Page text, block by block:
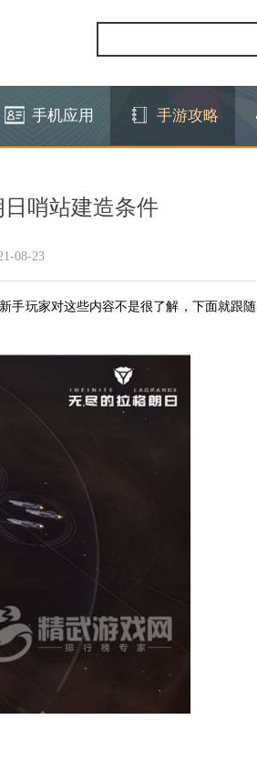
手机应用 手游攻略
哨站建造条件
08-23
手玩家对这些内容不是很了解，下面就跟随